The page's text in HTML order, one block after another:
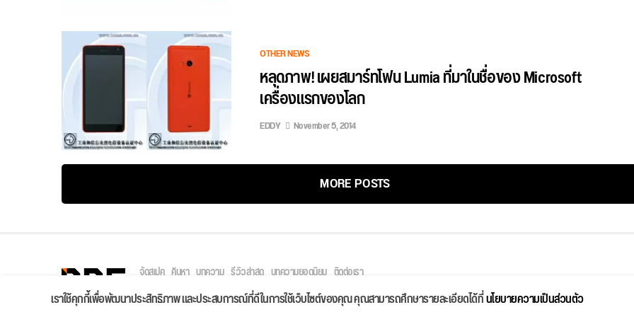
OTHER NEWS
หลุดภาพ! เผยสมาร์ทโฟน Lumia ที่มาในชื่อของ Microsoft
เครื่องแรกของโลก
EDDY November 5, 2014
MORE POSTS
จัดสเปค ค้นหา บทความ รีวิวล่าสุด บทความยอดนิยม ติดต่อเรา
Copyright © 2026
เราใช้คุกกี้เพื่อพัฒนาประสิทธิภาพ และประสบการณ์ที่ดีในการใช้เว็บไซต์ของคุณ คุณสามารถศึกษารายละเอียดได้ที่นโยบายความเป็นส่วนตัว